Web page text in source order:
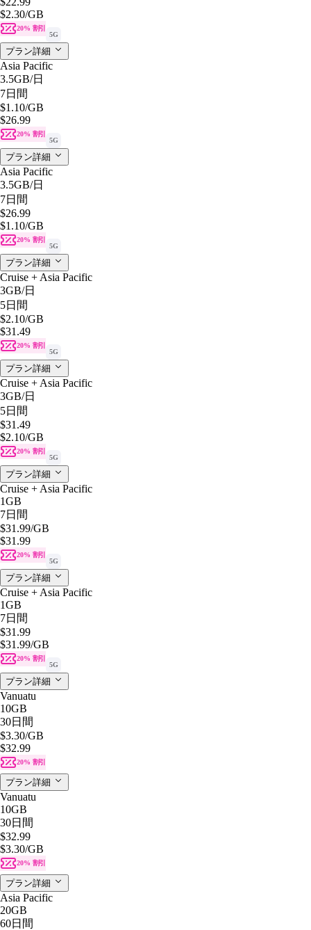
$2.30/GB
20% 割引
5G
プラン詳細
Asia Pacific
3.5GB/日
7日間
$1.10/GB
$26.99
20% 割引
5G
プラン詳細
Asia Pacific
3.5GB/日
7日間
$26.99
$1.10/GB
20% 割引
5G
プラン詳細
Cruise + Asia Pacific
3GB/日
5日間
$2.10/GB
$31.49
20% 割引
5G
プラン詳細
Cruise + Asia Pacific
3GB/日
5日間
$31.49
$2.10/GB
20% 割引
5G
プラン詳細
Cruise + Asia Pacific
1GB
7日間
$31.99/GB
$31.99
20% 割引
5G
プラン詳細
Cruise + Asia Pacific
1GB
7日間
$31.99
$31.99/GB
20% 割引
5G
プラン詳細
Vanuatu
10GB
30日間
$3.30/GB
$32.99
20% 割引
プラン詳細
Vanuatu
10GB
30日間
$32.99
$3.30/GB
20% 割引
プラン詳細
Asia Pacific
20GB
60日間